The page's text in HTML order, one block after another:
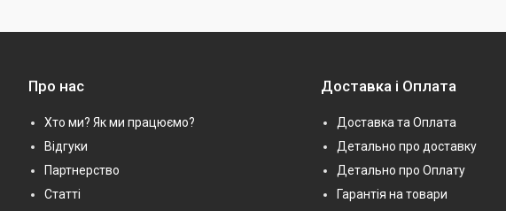
Про нас
Хто ми? Як ми працюємо?
Відгуки
Партнерство
Статті
Доставка і Оплата
Доставка та Оплата
Детально про доставку
Детально про Оплату
Гарантія на товари